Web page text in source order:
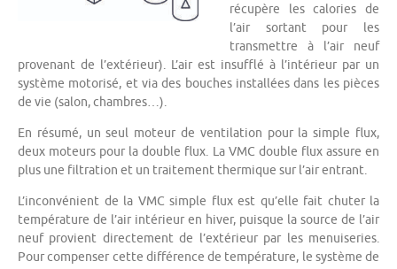
récupère les calories de
l’air sortant pour les
transmettre à l’air neuf
provenant de l’extérieur). L’air est insufflé à l’intérieur par un
système motorisé, et via des bouches installées dans les pièces
de vie (salon, chambres…).
En résumé, un seul moteur de ventilation pour la simple flux,
deux moteurs pour la double flux. La VMC double flux assure en
plus une filtration et un traitement thermique sur l’air entrant.
L’inconvénient de la VMC simple flux est qu’elle fait chuter la
température de l’air intérieur en hiver, puisque la source de l’air
neuf provient directement de l’extérieur par les menuiseries.
Pour compenser cette différence de température, le système de